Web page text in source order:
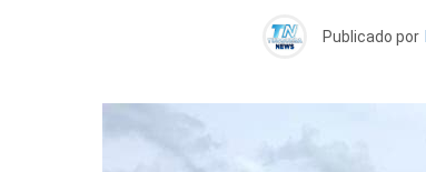
Publicado por